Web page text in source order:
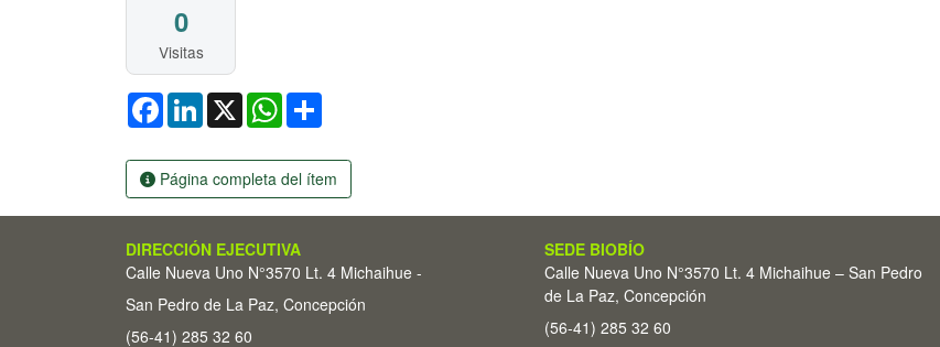
0
Visitas
FacebookLinkedIn
X WhatsApp
Página completa del ítem
DIRECCIÓN EJECUTIVA
Calle Nueva Uno N°3570 Lt. 4 Michaihue -
San Pedro de La Paz, Concepción
(56-41) 285 32 60
SEDE BIOBÍO
Calle Nueva Uno N°3570 Lt. 4 Michaihue – San Pedro
de La Paz, Concepción
(56-41) 285 32 60